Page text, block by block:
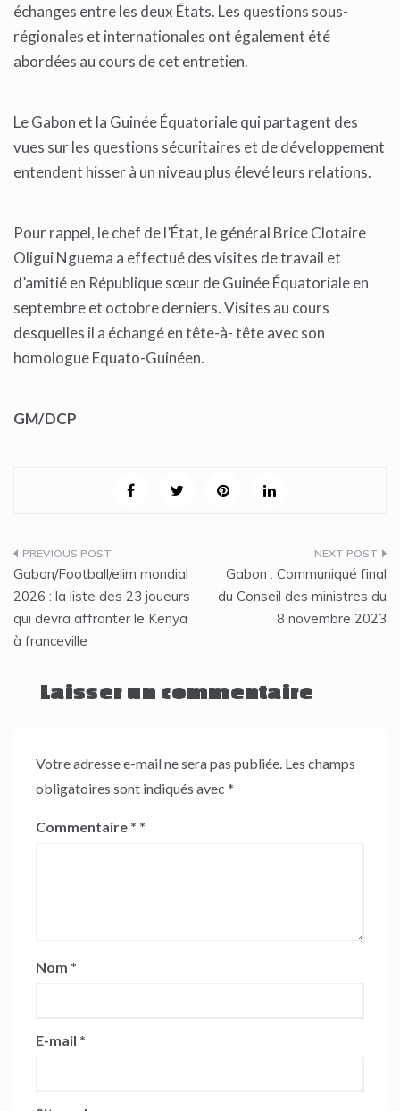
échanges entre les deux États. Les questions sous-
régionales et internationales ont également été
abordées au cours de cet entretien.
Le Gabon et la Guinée Équatoriale qui partagent des
vues sur les questions sécuritaires et de développement
entendent hisser à un niveau plus élevé leurs relations.
Pour rappel, le chef de l’État, le général Brice Clotaire
Oligui Nguema a effectué des visites de travail et
d’amitié en République sœur de Guinée Équatoriale en
septembre et octobre derniers. Visites au cours
desquelles il a échangé en tête-à- tête avec son
homologue Equato-Guinéen.
GM/DCP
Navigation
de
l’article
Gabon/Football/elim mondial
2026 : la liste des 23 joueurs
qui devra affronter le Kenya
à franceville
Gabon : Communiqué final
du Conseil des ministres du
8 novembre 2023
Laisser un commentaire
Votre adresse e-mail ne sera pas publiée. Les champs
obligatoires sont indiqués avec *
Commentaire *
Nom *
E-mail *